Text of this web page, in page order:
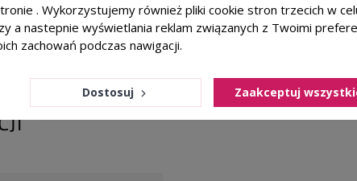
brwi lub rzęs. Unikaj kontaktu z oczami. W razie
. Wykorzystujemy również pliki cookie stron trzecich w
a nastepnie wyświetlania reklam związanych z Twoimi
zachowań podczas nawigacji.
Dostosuj Zaakceptuj